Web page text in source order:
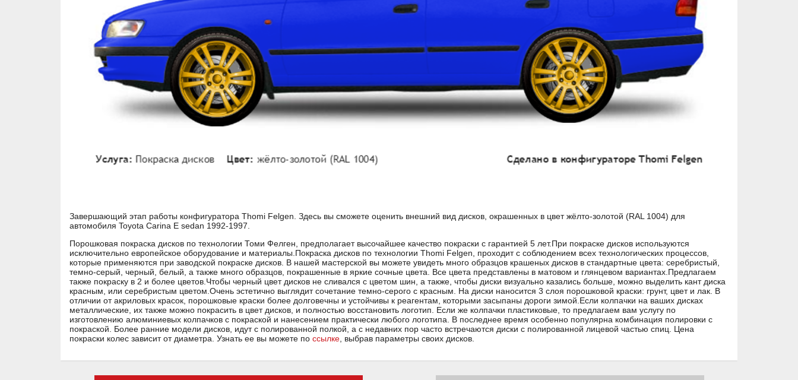
Завершающий этап работы конфигуратора Thomi Felgen. Здесь вы сможете оценить внешний вид дисков, окрашенных в цвет жёлто-золотой (RAL 1004) для
автомобиля Toyota Carina E sedan 1992-1997.
Порошковая покраска дисков по технологии Томи Фелген, предполагает высочайшее качество покраски с гарантией 5 лет.При покраске дисков используются
исключительно европейское оборудование и материалы.Покраска дисков по технологии Thomi Felgen, проходит с соблюдением всех технологических процессов,
которые применяются при заводской покраске дисков. В нашей мастерской вы можете увидеть много образцов крашеных дисков в стандартные цвета: серебристый,
темно-серый, черный, белый, а также много образцов, покрашенные в яркие сочные цвета. Все цвета представлены в матовом и глянцевом вариантах.Предлагаем
также покраску в 2 и более цветов.Чтобы черный цвет дисков не сливался с цветом шин, а также, чтобы диски визуально казались больше, можно выделить кант диска
красным, или серебристым цветом.Очень эстетично выглядит сочетание темно-серого с красным. На диски наносится 3 слоя порошковой краски: грунт, цвет и лак. В
отличии от акриловых красок, порошковые краски более долговечны и устойчивы к реагентам, которыми засыпаны дороги зимой.Если колпачки на ваших дисках
металлические, их также можно покрасить в цвет дисков, и полностью восстановить логотип. Если же колпачки пластиковые, то предлагаем вам услугу по
изготовлению алюминиевых колпачков с покраской и нанесением практически любого логотипа. В последнее время особенно популярна комбинация полировки с
покраской. Более ранние модели дисков, идут с полированной полкой, а с недавних пор часто встречаются диски с полированной лицевой частью спиц. Цена
покраски колес зависит от диаметра. Узнать ее вы можете по ссылке, выбрав параметры своих дисков.